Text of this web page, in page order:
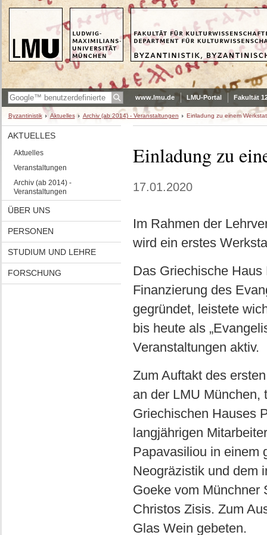
www.lmu.de LMU-Portal Fakultät
Byzantinistik Aktuelles Archiv (ab 2014) - Veranstaltungen Einladung zu einem
AKTUELLES
Aktuelles
Veranstaltungen
Archiv (ab 2014) -
Veranstaltungen
ÜBER UNS
PERSONEN
STUDIUM UND LEHRE
FORSCHUNG
Einladung zu
17.01.2020
Im Rahmen der
wird ein erstes
Das Griechische
Finanzierung des
gegründet, leistete
bis heute als
Veranstaltungen aktiv.
Zum Auftakt des
an der LMU München,
Griechischen Hauses
langjährigen
Papavasiliou in einem
Neogräzistik und dem
Goeke vom Münchner
Christos Zisis. Zum
Glas Wein gebeten.